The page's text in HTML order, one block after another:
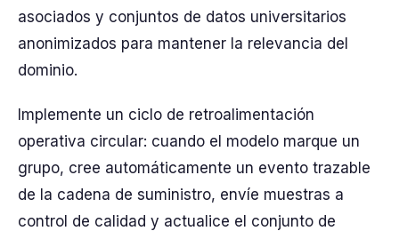
asociados y conjuntos de datos universitarios
anonimizados para mantener la relevancia del
dominio.
Implemente un ciclo de retroalimentación
operativa circular: cuando el modelo marque un
grupo, cree automáticamente un evento trazable
de la cadena de suministro, envíe muestras a
control de calidad y actualice el conjunto de